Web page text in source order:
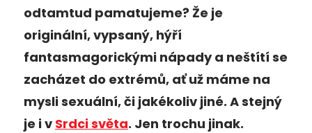
odtamtud pamatujeme? Že je
originální, vypsaný, hýří
fantasmagorickými nápady a neštítí se
zacházet do extrémů, ať už máme na
mysli sexuální, či jakékoliv jiné. A stejný
je i v Srdci světa. Jen trochu jinak.